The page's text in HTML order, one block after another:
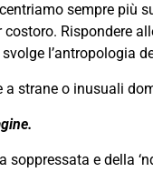
sempre più
Rispondere
l’antropologia
strane o inusuali
soppressata e della